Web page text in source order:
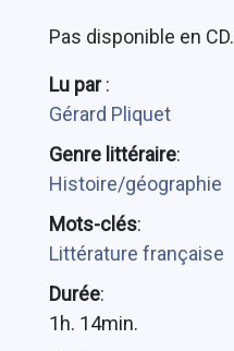
Pas disponible en CD.
Lu par:
Gérard Pliquet
Genre littéraire:
Histoire/géographie
Mots-clés:
Littérature française
Durée:
1h. 14min.